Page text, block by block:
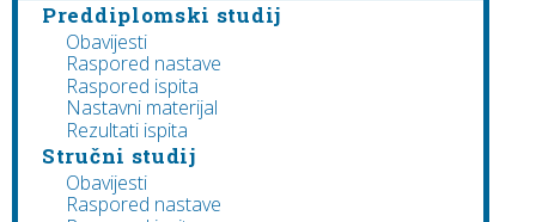
Preddiplomski studij
Obavijesti
Raspored nastave
Raspored ispita
Nastavni materijal
Rezultati ispita
Stručni studij
Obavijesti
Raspored nastave